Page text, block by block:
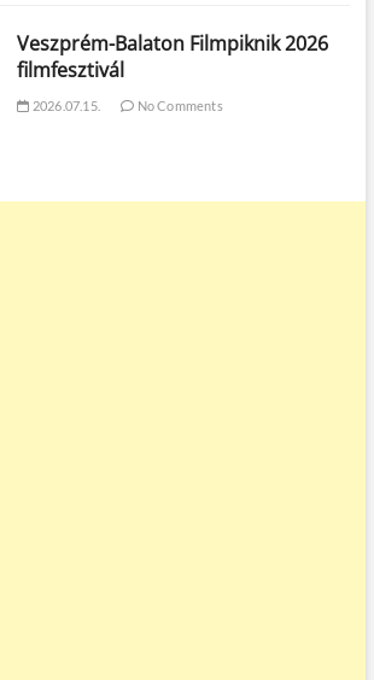
Veszprém-Balaton Filmpiknik 2026
filmfesztivál
2026.07.15. No Comments